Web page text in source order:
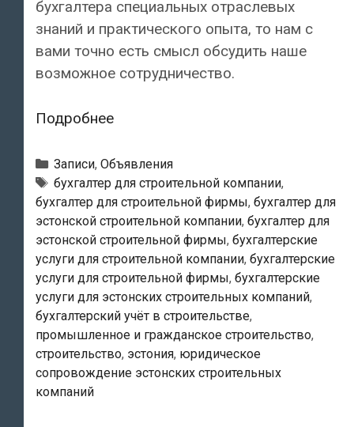
бухгалтера специальных отраслевых
знаний и практического опыта, то нам с
вами точно есть смысл обсудить наше
возможное сотрудничество.
ПодробнееПрофессионал
бухгалтерские
услуги
для
эстонских
строительных
компаний
Рубрики
Записи, Объявления
Метки
бухгалтер для строительной компании,
бухгалтер для строительной фирмы, бухгалтер для
эстонской строительной компании, бухгалтер для
эстонской строительной фирмы, бухгалтерские
услуги для строительной компании, бухгалтерские
услуги для строительной фирмы, бухгалтерские
услуги для эстонских строительных компаний,
бухгалтерский учёт в строительстве,
промышленное и гражданское строительство,
строительство, эстония, юридическое
сопровождение эстонских строительных
компаний